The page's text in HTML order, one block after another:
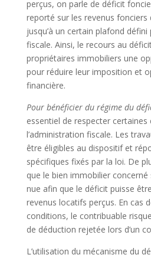
perçus, on parle de déficit
reporté sur les revenus fonciers
jusqu’à un certain plafond
fiscale. Ainsi, le recours au
propriétaires immobiliers une
pour réduire leur imposition et
financière.
Pour bénéficier du régime du
essentiel de respecter
l’administration fiscale. Les
être éligibles au dispositif et
spécifiques fixés par la loi. De
que le bien immobilier
nue afin que le déficit puisse
revenus locatifs perçus. En cas
conditions, le contribuable
de déduction rejetée lors d’un
L’utilisation du mécanisme du